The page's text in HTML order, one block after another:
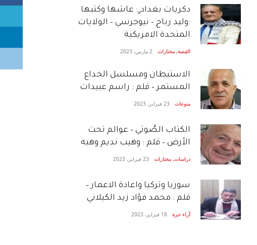
دكريات بغداد ٍ: عاشها وكتبها
:وليد رباح – نيوجرسي – الولايات
المتحدة الامريكية
القصة, مختارات 2 مارس، 2023
الاستيطان ومسلسل الخداع
المستمر – قلم : راسم عبيدات
منوعات 23 فبراير، 2023
الكتاب الصَّوتي – عوالم تحت
الأرض – قلم : وهيب نديم وهبه
دراسات, مختارات 23 فبراير، 2023
سوريا وتركيا واعادة الاعمار –
قلم : محمد فؤاد زيد الكيلاني
آراء حرة 18 فبراير، 2023